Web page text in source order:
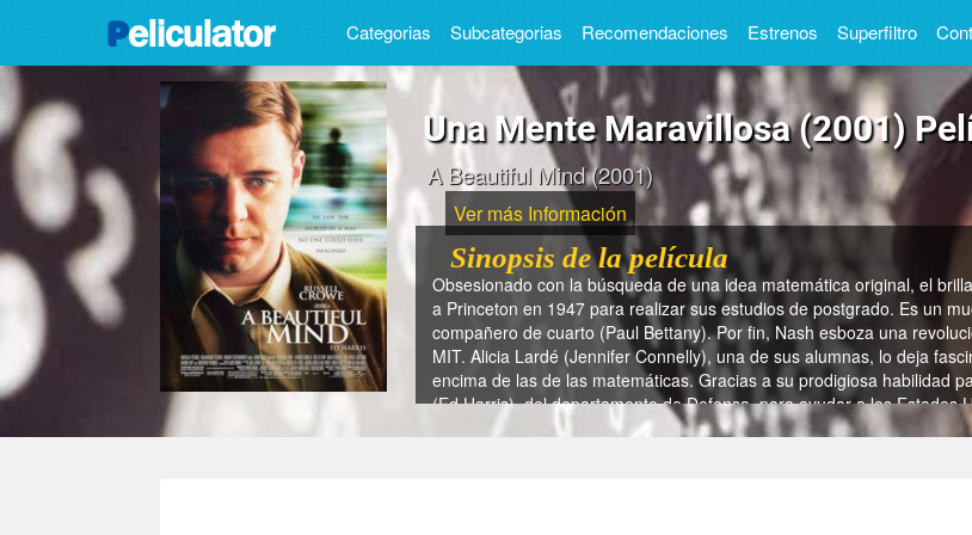
Categorias Subcategorias Recomendaciones Estrenos Superfiltro
Una Mente Maravillosa (2001)
A Beautiful Mind (2001)
Ver más Información
Sinopsis de la película
Obsesionado con la búsqueda de una idea matemática original, el
a Princeton en 1947 para realizar sus estudios de postgrado. Es un
compañero de cuarto (Paul Bettany). Por fin, Nash esboza una
MIT. Alicia Lardé (Jennifer Connelly), una de sus alumnas, lo deja
encima de las de las matemáticas. Gracias a su prodigiosa habilidad
(Ed Harris), del departamento de Defensa, para ayudar a los Estados